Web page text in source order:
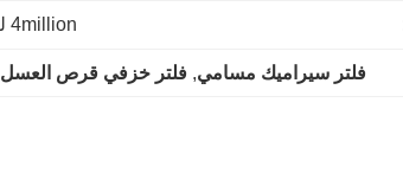
4million لتر / سنة
فلتر سيراميك مسامي, فلتر خزفي قرص العسل